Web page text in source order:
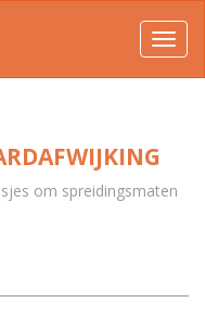
om spreidingsmaten